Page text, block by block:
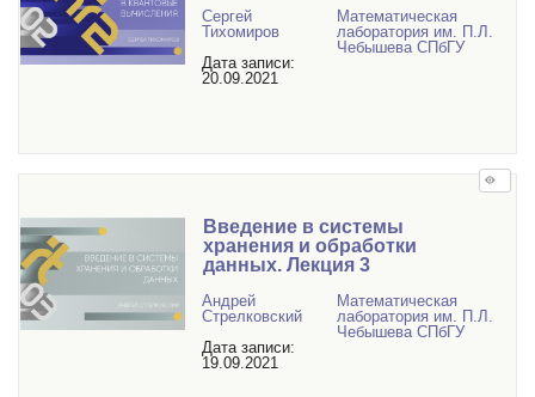
Сергей
Тихомиров
Дата записи:
20.09.2021
Математичеcкая
лаборатория им. П.Л.
Чебышева СПбГУ
Введение в системы
хранения и обработки
данных. Лекция 3
Андрей
Стрелковский
Дата записи:
19.09.2021
Математичеcкая
лаборатория им. П.Л.
Чебышева СПбГУ